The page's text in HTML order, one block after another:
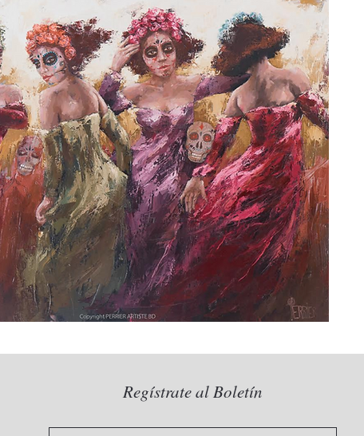
Regístrate al Boletín